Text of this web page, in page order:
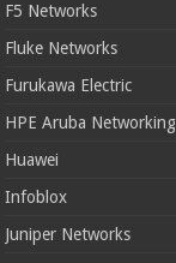
F5 Networks
Fluke Networks
Furukawa Electric
HPE Aruba Networking
Huawei
Infoblox
Juniper Networks